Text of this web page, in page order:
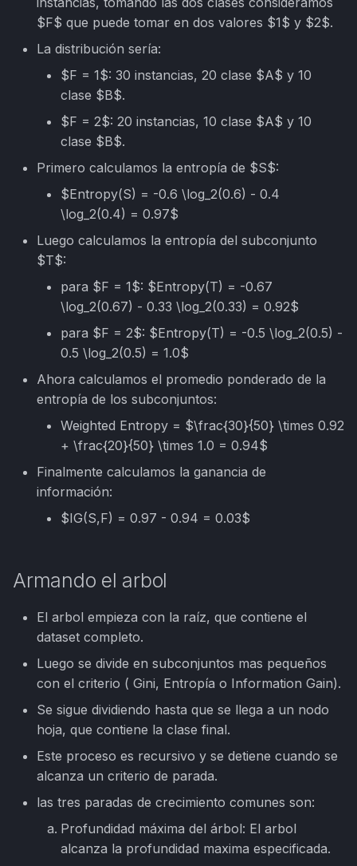
$F$ que puede tomar en dos valores $1$ y $2$.
La distribución sería:
$F = 1$: 30 instancias, 20 clase $A$ y 10
clase $B$.
$F = 2$: 20 instancias, 10 clase $A$ y 10
clase $B$.
Primero calculamos la entropía de $S$:
$Entropy(S) = -0.6 \log_2(0.6) - 0.4
\log_2(0.4) = 0.97$
Luego calculamos la entropía del subconjunto
$T$:
para $F = 1$: $Entropy(T) = -0.67
\log_2(0.67) - 0.33 \log_2(0.33) = 0.92$
para $F = 2$: $Entropy(T) = -0.5 \log_2(0.5) -
0.5 \log_2(0.5) = 1.0$
Ahora calculamos el promedio ponderado de la
entropía de los subconjuntos:
Weighted Entropy = $\frac{30}{50} \times 0.92
+ \frac{20}{50} \times 1.0 = 0.94$
Finalmente calculamos la ganancia de
información:
$IG(S,F) = 0.97 - 0.94 = 0.03$
Armando el arbol
El arbol empieza con la raíz, que contiene el
dataset completo.
Luego se divide en subconjuntos mas pequeños
con el criterio ( Gini, Entropía o Information Gain).
Se sigue dividiendo hasta que se llega a un nodo
hoja, que contiene la clase final.
Este proceso es recursivo y se detiene cuando se
alcanza un criterio de parada.
las tres paradas de crecimiento comunes son:
Profundidad máxima del árbol: El arbol
alcanza la profundidad maxima especificada.